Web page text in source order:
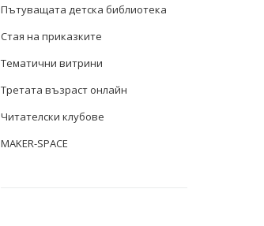
Пътуващата детска библиотека
Стая на приказките
Тематични витрини
Третата възраст онлайн
Читателски клубове
MAKER-SPACE